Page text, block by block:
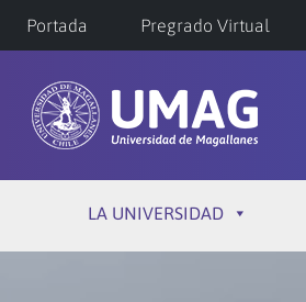
Portada Pregrado Virtual
LA UNIVERSIDAD